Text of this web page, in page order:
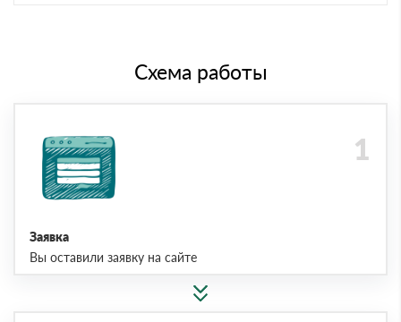
Схема работы
Заявка
Вы оставили заявку на сайте